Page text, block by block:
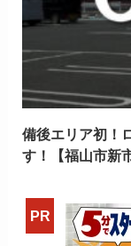
備後エリア初！
す！【福山市新